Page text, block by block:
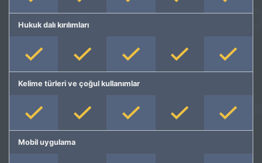
Hukuk dalı kırılımları
Kelime türleri ve çoğul kullanımlar
Mobil uygulama